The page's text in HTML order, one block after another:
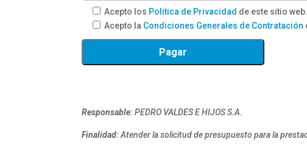
Acepto los Politica de Privacidad de este sitio web.
Acepto la Condiciones Generales de Contratación
Responsable: PEDRO VALDES E HIJOS S.A.
Finalidad:Atender la solicitud de presupuesto para la